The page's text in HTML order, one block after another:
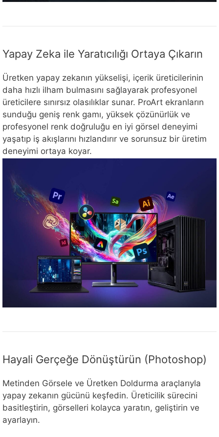
Yapay Zeka ile Yaratıcılığı Ortaya Çıkarın
Üretken yapay zekanın yükselişi, içerik üreticilerinin
daha hızlı ilham bulmasını sağlayarak profesyonel
üreticilere sınırsız olasılıklar sunar. ProArt ekranların
sunduğu geniş renk gamı, yüksek çözünürlük ve
profesyonel renk doğruluğu en iyi görsel deneyimi
yaşatıp iş akışlarını hızlandırır ve sorunsuz bir üretim
deneyimi ortaya koyar.
Hayali Gerçeğe Dönüştürün (Photoshop)
Metinden Görsele ve Üretken Doldurma araçlarıyla
yapay zekanın gücünü keşfedin. Üreticilik sürecini
basitleştirin, görselleri kolayca yaratın, geliştirin ve
ayarlayın.